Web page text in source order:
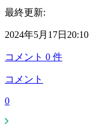
最終更新:
2024年5月17日20:10
コメント 0 件
コメント
0